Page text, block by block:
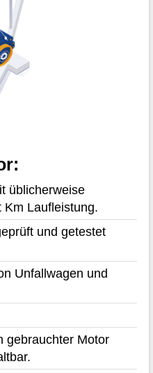
üblicherweise
Km Laufleistung.
und getestet
Unfallwagen und
gebrauchter Motor